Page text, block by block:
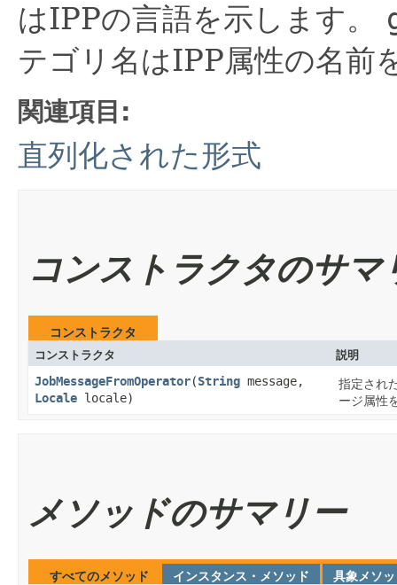
はIPPの言語を示します。
テゴリ名はIPP属性の名前
関連項目:
直列化された形式
コンストラクタのサマ
コンストラクタ
コンストラクタ 説明
JobMessageFromOperator​(String message,
Locale locale)
指定され
ージ属性
メソッドのサマリー
すべてのメソッド インスタンス・メソッド 具象メソ